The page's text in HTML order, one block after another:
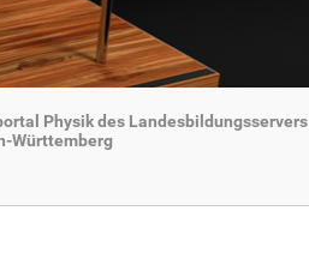
Physik des Landesbildungsservers
Württemberg